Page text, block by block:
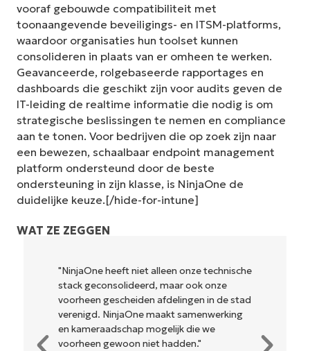
vooraf gebouwde compatibiliteit met
toonaangevende beveiligings- en ITSM-platforms,
waardoor organisaties hun toolset kunnen
consolideren in plaats van er omheen te werken.
Geavanceerde, rolgebaseerde rapportages en
dashboards die geschikt zijn voor audits geven de
IT-leiding de realtime informatie die nodig is om
strategische beslissingen te nemen en compliance
aan te tonen. Voor bedrijven die op zoek zijn naar
een bewezen, schaalbaar endpoint management
platform ondersteund door de beste
ondersteuning in zijn klasse, is NinjaOne de
duidelijke keuze.[/hide-for-intune]
WAT ZE ZEGGEN
"NinjaOne heeft niet alleen onze technische
stack geconsolideerd, maar ook onze
voorheen gescheiden afdelingen in de stad
verenigd. NinjaOne maakt samenwerking
en kameraadschap mogelijk die we
voorheen gewoon niet hadden."